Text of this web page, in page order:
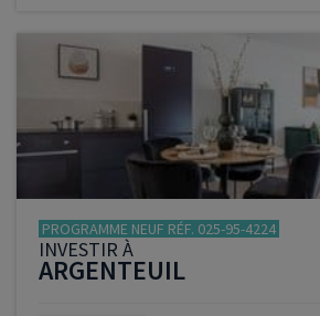
VOIR LE PROGRAMME
PROGRAMME NEUF RÉF. 025-95-4224
INVESTIR À
ARGENTEUIL